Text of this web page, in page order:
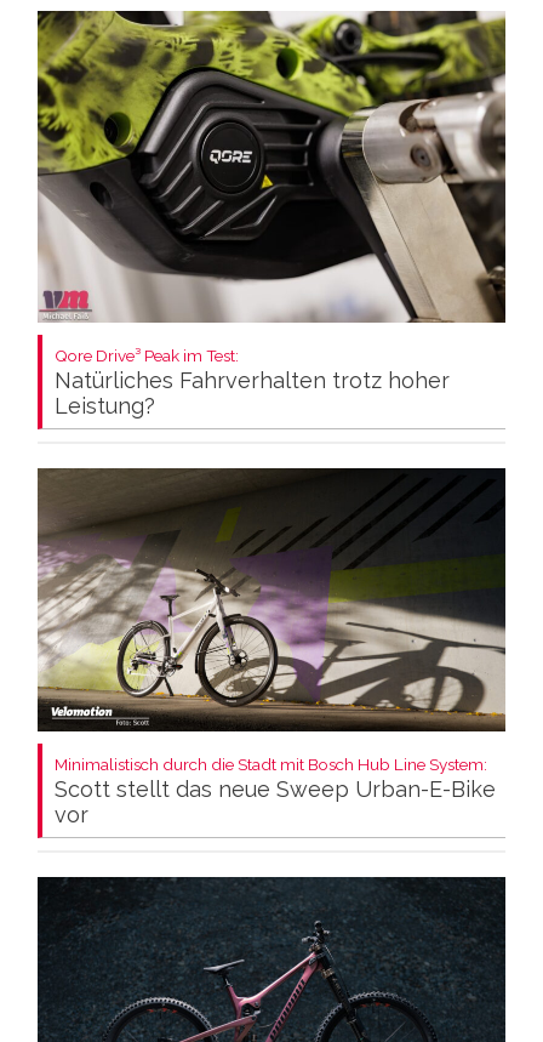
Qore Drive³ Peak im Test:
Natürliches Fahrverhalten trotz hoher
Leistung?
Minimalistisch durch die Stadt mit Bosch Hub Line System:
Scott stellt das neue Sweep Urban-E-Bike
vor